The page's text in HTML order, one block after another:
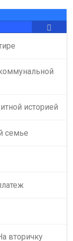
историей
семье
вторичку